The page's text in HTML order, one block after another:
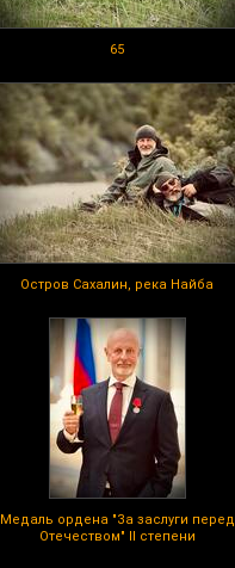
65
Остров Сахалин, река Найба
Медаль ордена "За заслуги перед
Отечеством" II степени